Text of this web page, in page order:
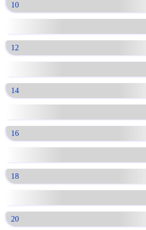
10
12
14
16
18
20